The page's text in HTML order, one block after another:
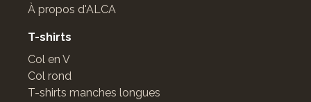
À propos d'ALCA
T-shirts
Col en V
Col rond
T-shirts manches longues